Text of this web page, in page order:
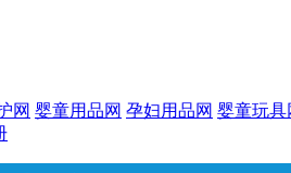
网 婴童用品网 孕妇用品网 婴童玩具